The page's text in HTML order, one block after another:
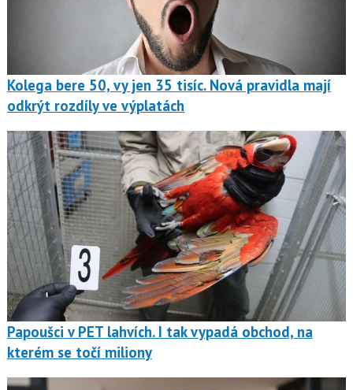
Kolega bere 50, vy jen 35 tisíc. Nová pravidla mají
odkrýt rozdíly ve výplatách
Papoušci v PET lahvích. I tak vypadá obchod, na
kterém se točí miliony